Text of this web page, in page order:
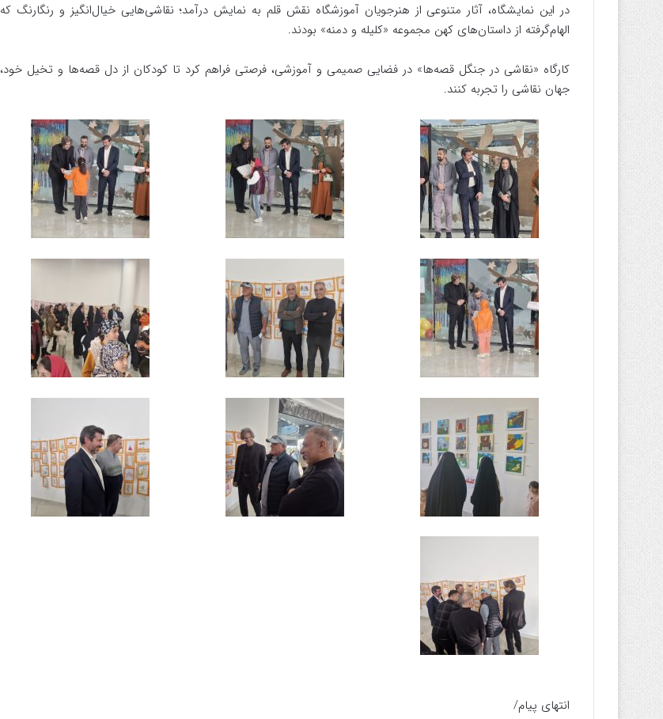
در این نمایشگاه، آثار متنوعی از هنرجویان آموزشگاه نقش قلم به نمایش درآمد؛ نقاشی‌هایی خیال‌انگیز و رنگارنگ که
الهام‌گرفته از داستان‌های کهن مجموعه «کلیله و دمنه» بودند.
کارگاه «نقاشی در جنگل قصه‌ها» در فضایی صمیمی و آموزشی، فرصتی فراهم کرد تا کودکان از دل قصه‌ها و تخیل خود،
جهان نقاشی را تجربه کنند.
انتهای پیام/